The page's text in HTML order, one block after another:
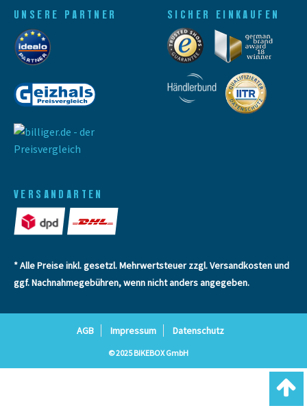
VERSANDARTEN
UNSERE PARTNER SICHER EINKAUFEN
* Alle Preise inkl. gesetzl. Mehrwertsteuer zzgl.Versandkostenund
ggf. Nachnahmegebühren, wenn nicht anders angegeben.
AGB Impressum Datenschutz
© 2025 BIKEBOX GmbH